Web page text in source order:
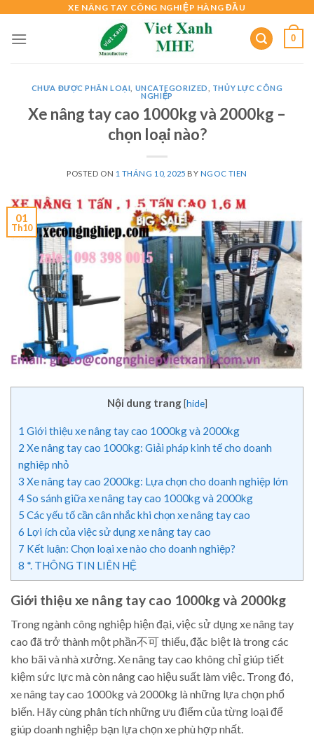
content
XE NÂNG TAY CÔNG NGHIỆP HÀNG ĐẦU
0
CHƯA ĐƯỢC PHÂN LOẠI UNCATEGORIZED
THỦY LỰC CÔNG
NGHIỆP
Xe nâng tay cao 1000kg và 2000kg –
chọn loại nào?
POSTED ON 1 THÁNG 10, 2025 BY NGOC TIEN
01
Th10
Nội dung trang [hide]
1 Giới thiệu xe nâng tay cao 1000kg và 2000kg
2 Xe nâng tay cao 1000kg: Giải pháp kinh tế cho doanh
nghiệp nhỏ
3 Xe nâng tay cao 2000kg: Lựa chọn cho doanh nghiệp lớn
4So sánh giữa xe nâng tay cao 1000kg và 2000kg
5 Các yếu tố cần cân nhắc khi chọn xe nâng tay cao
6 Lợi ích của việc sử dụng xe nâng tay cao
7 Kết luận: Chọn loại xe nào cho doanh nghiệp?
8 *. THÔNG TIN LIÊN HỆ
Giới thiệu xe nâng tay cao 1000kg và 2000kg
Trong ngành công nghiệp hiện đại, việc sử dụng xe nâng tay
cao đã trở thành một phần不可 thiếu, đặc biệt là trong các
kho bãi và nhà xưởng. Xe nâng tay cao không chỉ giúp tiết
kiệm sức lực mà còn nâng cao hiệu suất làm việc. Trong đó,
xe nâng tay cao 1000kg và 2000kg là những lựa chọn phổ
biến. Hãy cùng phân tích những ưu điểm của từng loại để
giúp doanh nghiệp bạn lựa chọn xe phù hợp nhất.